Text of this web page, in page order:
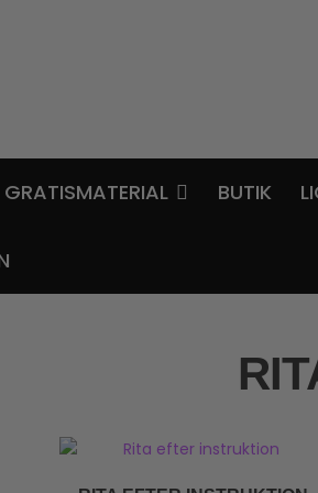
GRATISMATERIAL BUTIK